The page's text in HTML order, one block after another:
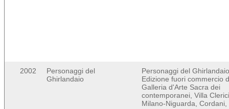
2002
Personaggi del
Ghirlandaio
Personaggi del
Edizione fuori commercio
Galleria d'Arte Sacra dei
contemporanei, Villa
Milano-Niguarda, Cordani,